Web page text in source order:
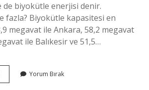
biyokütle enerjisi denir.
fazla? Biyokütle kapasitesi en
megavat ile Ankara, 58,2 megavat
ile Balıkesir ve 51,5…
Biyokütle Yorum Bırak